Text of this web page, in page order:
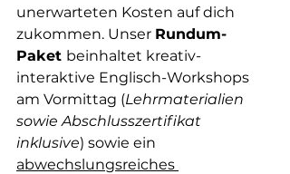
unerwarteten Kosten auf dich
zukommen. Unser Rundum-
Paket beinhaltet kreativ-
interaktive Englisch-Workshops
am Vormittag (Lehrmaterialien
sowie Abschlusszertifikat
inklusive) sowie ein
abwechslungsreiches